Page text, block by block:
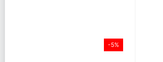
-5%